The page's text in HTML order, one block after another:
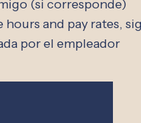
(si corresponde)
and pay rates,
por el empleador